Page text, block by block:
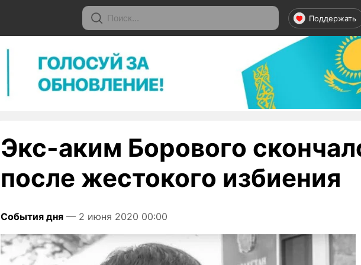
Поддержать
Экс-аким Борового
после жестокого избиения
События дня — 2 июня 2020 00:00